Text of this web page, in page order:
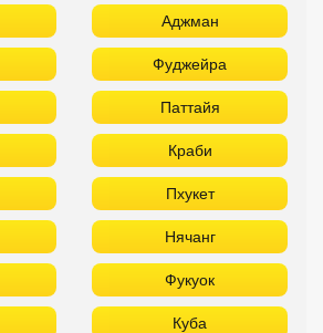
Аджман
Фуджейра
Паттайя
Краби
Пхукет
Нячанг
Фукуок
Куба